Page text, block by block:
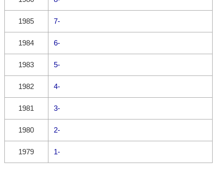
1985 7-
1984 6-
1983 5-
1982 4-
1981 3-
1980 2-
1979 1-